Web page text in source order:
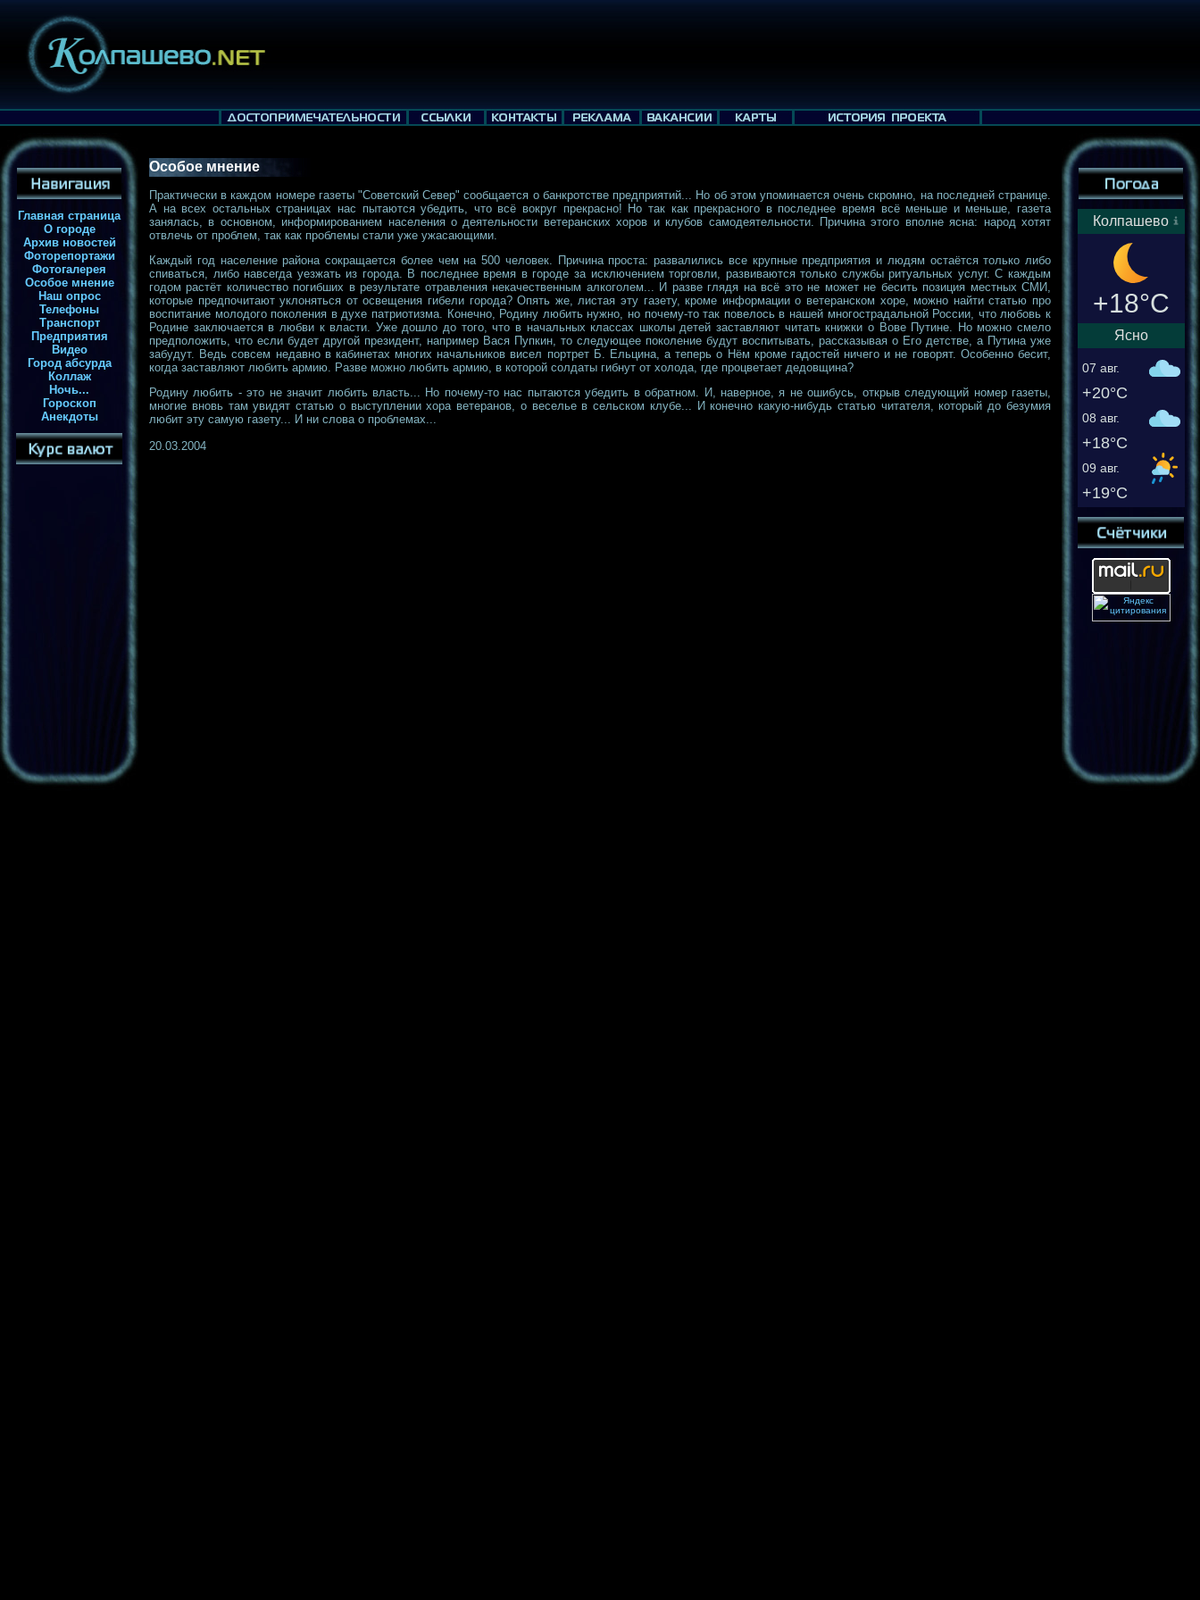
Главная страница
О городе
Архив новостей
Фоторепортажи
Фотогалерея
Особое мнение
Наш опрос
Телефоны
Транспорт
Предприятия
Видео
Город абсурда
Коллаж
Ночь...
Гороскоп
Анекдоты
Особое мнение
Практически в каждом номере газеты "Советский Север" сообщается о банкротстве предприятий... Но об этом упоминается очень скромно, на последней странице.
А на всех остальных страницах нас пытаются убедить, что всё вокруг прекрасно! Но так как прекрасного в последнее время всё меньше и меньше, газета
занялась, в основном, информированием населения о деятельности ветеранских хоров и клубов самодеятельности. Причина этого вполне ясна: народ хотят
отвлечь от проблем, так как проблемы стали уже ужасающими.
Каждый год население района сокращается более чем на 500 человек. Причина проста: развалились все крупные предприятия и людям остаётся только либо
спиваться, либо навсегда уезжать из города. В последнее время в городе за исключением торговли, развиваются только службы ритуальных услуг. С каждым
годом растёт количество погибших в результате отравления некачественным алкоголем... И разве глядя на всё это не может не бесить позиция местных СМИ,
которые предпочитают уклоняться от освещения гибели города? Опять же, листая эту газету, кроме информации о ветеранском хоре, можно найти статью про
воспитание молодого поколения в духе патриотизма. Конечно, Родину любить нужно, но почему-то так повелось в нашей многострадальной России, что любовь к
Родине заключается в любви к власти. Уже дошло до того, что в начальных классах школы детей заставляют читать книжки о Вове Путине. Но можно смело
предположить, что если будет другой президент, например Вася Пупкин, то следующее поколение будут воспитывать, рассказывая о Его детстве, а Путина уже
забудут. Ведь совсем недавно в кабинетах многих начальников висел портрет Б. Ельцина, а теперь о Нём кроме гадостей ничего и не говорят. Особенно бесит,
когда заставляют любить армию. Разве можно любить армию, в которой солдаты гибнут от холода, где процветает дедовщина?
Родину любить - это не значит любить власть... Но почему-то нас пытаются убедить в обратном. И, наверное, я не ошибусь, открыв следующий номер газеты,
многие вновь там увидят статью о выступлении хора ветеранов, о веселье в сельском клубе... И конечно какую-нибудь статью читателя, который до безумия
любит эту самую газету... И ни слова о проблемах...
20.03.2004
Колпашево
+18°C
Ясно
07 авг.
+20°C
08 авг.
+18°C
09 авг.
+19°C